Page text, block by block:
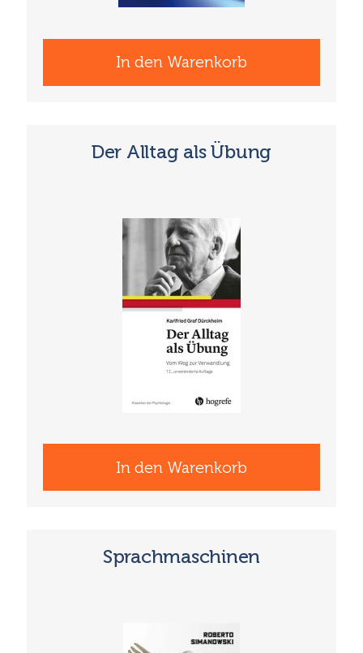
In den Warenkorb
Der Alltag als Übung
In den Warenkorb
Sprachmaschinen